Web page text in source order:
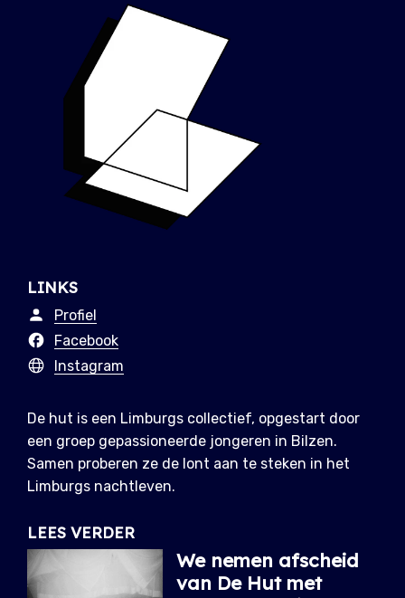
LINKS
Profiel
Facebook
Instagram
De hut is een Limburgs collectief, opgestart door
een groep gepassioneerde jongeren in Bilzen.
Samen proberen ze de lont aan te steken in het
Limburgs nachtleven.
LEES VERDER
We nemen afscheid
van De Hut met